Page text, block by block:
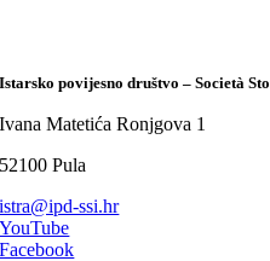
Istarsko povijesno društvo – Società
Ivana Matetića Ronjgova 1
52100 Pula
istra@ipd-ssi.hr
YouTube
Facebook